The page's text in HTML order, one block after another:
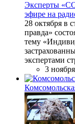
Эксперты
эфире на
28 октября в
правда»
тему
экспертами
3